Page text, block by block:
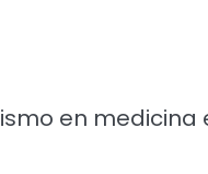
en medicina